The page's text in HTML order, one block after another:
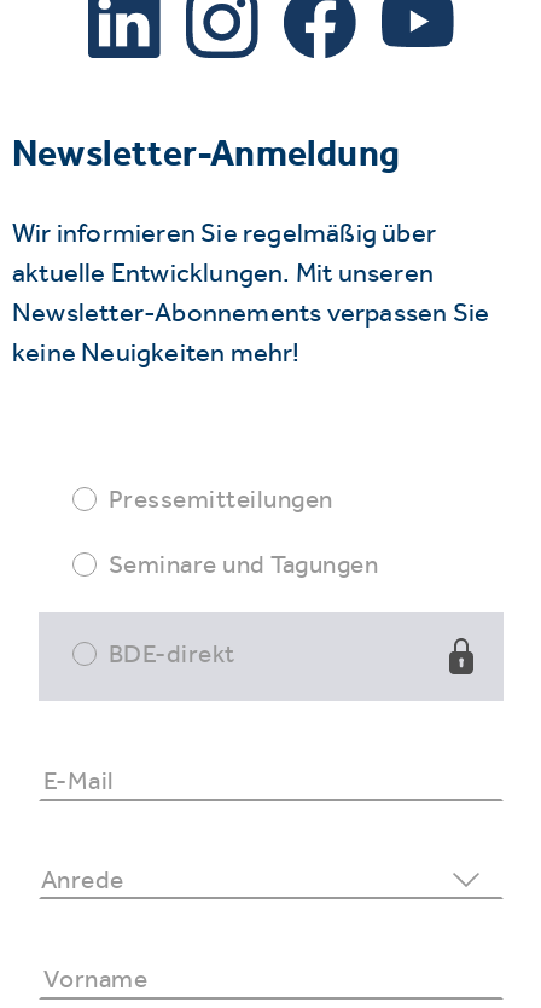
Newsletter-Anmeldung
Wir informieren Sie regelmäßig über
aktuelle Entwicklungen. Mit unseren
Newsletter-Abonnements verpassen Sie
keine Neuigkeiten mehr!
Pressemitteilungen
Seminare und Tagungen
BDE-direkt